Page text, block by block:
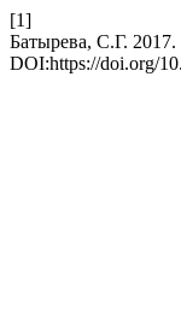
[1]
Батырева, С.Г.
DOI:https://doi.org/